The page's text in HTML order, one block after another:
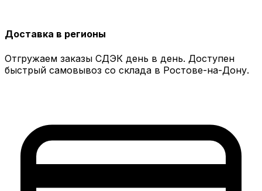
Доставка в регионы
Отгружаем заказы СДЭК день в день. Доступен
быстрый самовывоз со склада в Ростове-на-Дону.